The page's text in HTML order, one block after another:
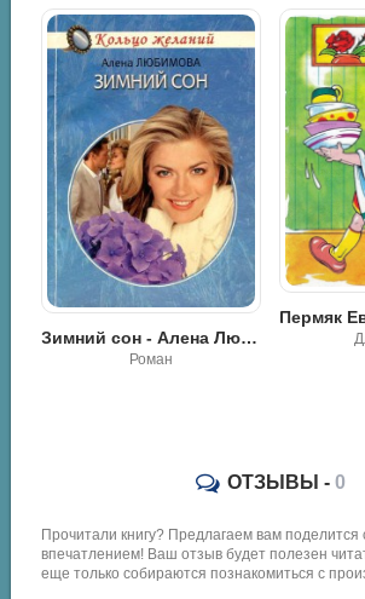
Зимний сон - Алена Любимова
Роман
ОТЗЫВЫ - 0
Прочитали книгу? Предлагаем вам поделится
впечатлением! Ваш отзыв будет полезен
еще только собираются познакомиться с